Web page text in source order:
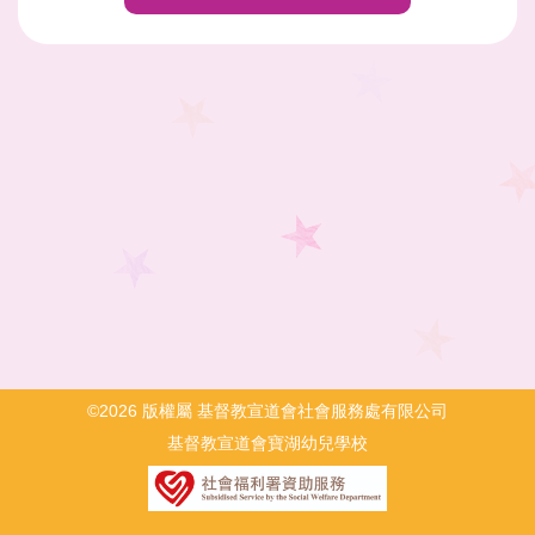
©2026 版權屬 基督教宣道會社會服務處有限公司
基督教宣道會寶湖幼兒學校